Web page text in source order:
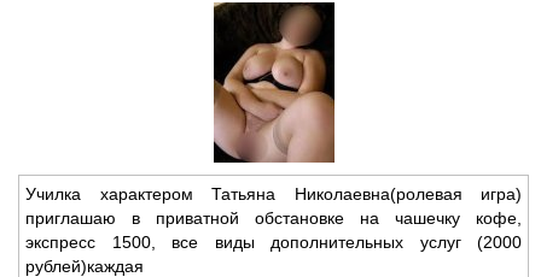
Училка характером Татьяна Николаевна(ролевая игра)
приглашаю в приватной обстановке на чашечку кофе,
экспресс 1500,
все виды дополнительных услуг (2000
рублей)каждая